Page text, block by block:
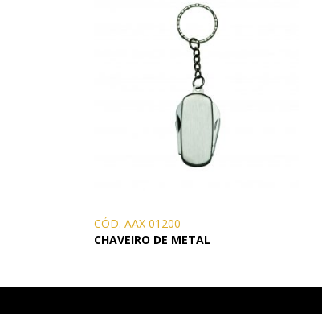
CÓD. AAX 01200
CHAVEIRO DE METAL